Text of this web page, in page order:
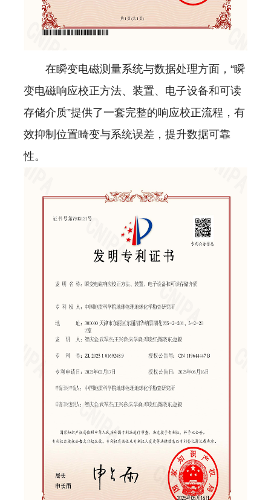
在瞬变电磁测量系统与数据处理方面，“瞬
变电磁响应校正方法、装置、电子设备和可读
存储介质”提供了一套完整的响应校正流程，有
效抑制位置畸变与系统误差，提升数据可靠
性。